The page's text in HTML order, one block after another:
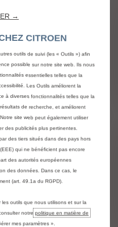
DEMAND
Citizen Services ® »
de location au mois,
entre AMI, C3 You! ou
1 à 12 mois
s’effectue
véhicule est livré à
→
CITROEN
outils de suivi (les « Outils ») afin
possible sur notre site web. Ils nous
essentielles telles que la
Les Outils améliorent la
à diverses fonctionnalités telles que la
de recherche, et améliorent
site web peut également utiliser
des publicités plus pertinentes.
des tiers situés dans des pays hors
qui ne bénéficient pas encore
des autorités européennes
des données. Dans ce cas, le
(art. 49.1a du RGPD).
outils que nous utilisons et sur la
notre politique en matière de
mes paramètres ».